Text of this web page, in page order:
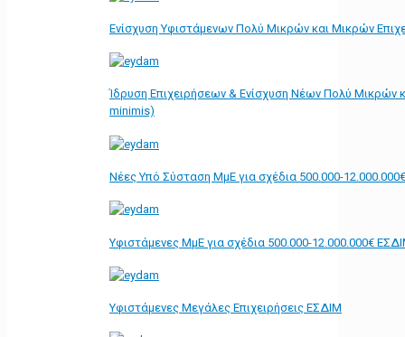
Ενίσχυση Υφιστάμενων Πολύ Μικρών και Μικρών
Ίδρυση Επιχειρήσεων & Ενίσχυση Νέων Πολύ Μικρών
minimis)
Νέες Υπό Σύσταση ΜμΕ για σχέδια 500.000-
Υφιστάμενες ΜμΕ για σχέδια 500.000-12.000.000€
Υφιστάμενες Μεγάλες Επιχειρήσεις ΕΣΔΙΜ